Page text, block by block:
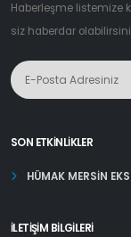
Haberleşme listemize
siz haberdar
SON ETKINLIKLER
HÜMAK MERSİN
İLETIŞIM BILGILERI